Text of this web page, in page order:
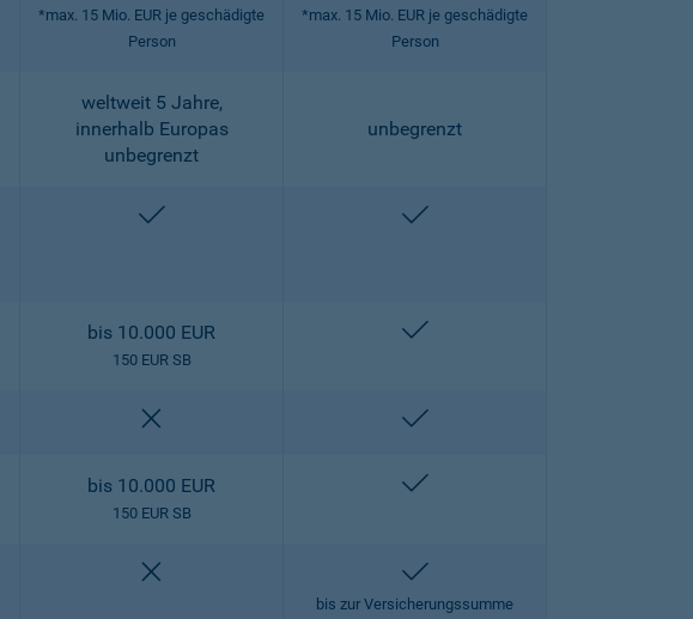
*max. 15 Mio. EUR je geschädigte
Person
*max. 15 Mio. EUR je geschädigte
Person
weltweit 5 Jahre,
innerhalb Europas
unbegrenzt
unbegrenzt
enthalten enthalten
bis 10.000 EUR
150 EUR SB
enthalten
enthalten
bis 10.000 EUR
150 EUR SB
enthalten
enthalten
bis zur Versicherungssumme